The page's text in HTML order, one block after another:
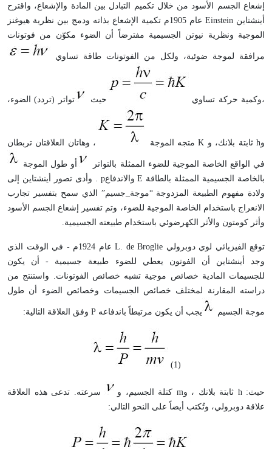
إشعاع الجسم الأسود من خلال تكميم التبادل بين المادة والإشعاع، واقترح
أينشتاين Einstein
عام 1905م تكمية الإشعاع بذاته ودمج بين نظرية هيوغنز
الموجية ونظرية نيوتن الجسيمية مفترضاً أن الضوء مكوّن من فوتونات
مرافقة لموجة ضوئية، ولكل من الفوتونات طاقة تساوي
،وكمية حركة تساوي حيث تواتر (تردد) الضوء،
وhثابتة بلانك، و Kمتجه الموجة ، وهاتان العلاقتان تربطان
في الواقع الخاصة الموجية للضوء الممثلة بالتواتر
أو طول الموجة
بالخاصة الجسيمية الممثلة بالطاقة Eوالاندفاعp . وأدى تصور أينشتاين إلى
ولادة مفهوم الطبيعة المزدوجة “موجة_جسيم” الذي سمح بتفسير تجارب
الانعراج باستخدام الخاصة الموجية للضوء، وتم تفسير إشعاع الجسم الأسود
وأثر كومتون والأثر الكهرضوئي باستخدام طبيعته الجسيمية.
توقع الفيزيائي لوي دوبرولي L. de Broglie
عام 1924م - في الوقت الذي
وجد أينشتاين أن الفوتون يعطي للضوء طبيعة جسيمية - أن يكون
للجسيمات المادية خصائص موجية تشبه خصائص الفوتونات. واستنتج من
دراسته المقارنة لمختلف خصائص الجسيمات وخصائص الضوء أن طول
موجة الجسيم يجب أن يكون مرتبطاً باندفاعه P وفق العلاقة التالية:
(1)
حيث:h ثابتة بلانك ، وm كتلة الجسيم، و
سرعته. تدعى هذه العلاقة
علاقة دوبرولي، وتُكتب أيضاً على النحو التالي: